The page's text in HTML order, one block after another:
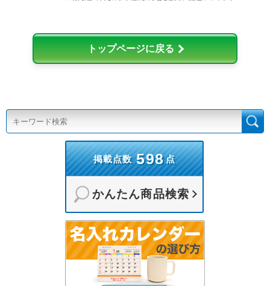
トップページに戻る
掲載点数 598点
かんたん商品検索